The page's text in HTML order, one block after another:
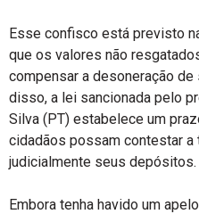
Esse confisco está previsto
que os valores não
compensar a desoneração
disso, a lei sancionada pelo
Silva (PT) estabelece um
cidadãos possam contestar a
judicialmente seus depósitos.
Embora tenha havido um